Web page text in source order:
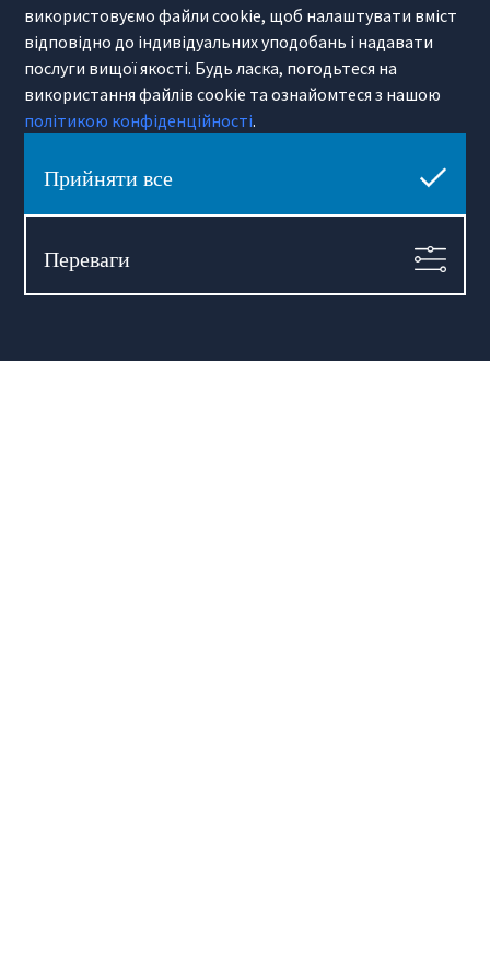
Технологія
Лінки Warszawa
нерухомість
Міський гід
Політики приватності
Примітка про переклади
Про Hamilton May
Кар’єра
Hamilton May Warszawa
Sienna 39
warsaw@hamiltonmay.com
використовуємо файли cookie, щоб налаштувати вміст
відповідно до індивідуальних уподобань і надавати
послуги вищої якості. Будь ласка, погодьтеся на
використання файлів cookie та ознайомтеся з нашою
політикою конфіденційності.
Прийняти все
Переваги